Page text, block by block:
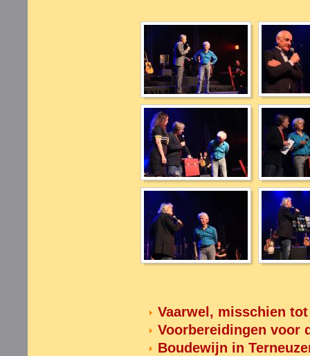
Vaarwel, misschien
Voorbereidingen voor
Boudewijn in